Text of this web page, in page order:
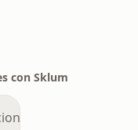
con Sklum